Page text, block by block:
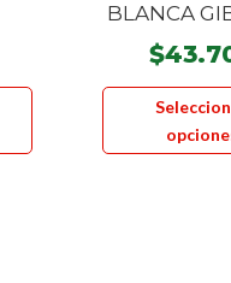
Este
tiene
BLANCA
$